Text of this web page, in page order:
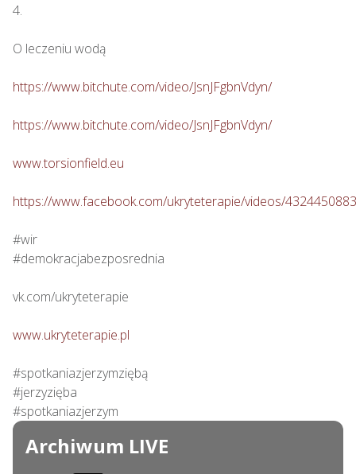
4.
O leczeniu wodą
https://www.bitchute.com/video/JsnJFgbnVdyn/
https://www.bitchute.com/video/JsnJFgbnVdyn/
www.torsionfield.eu
https://www.facebook.com/ukryteterapie/videos/
#wir
#demokracjabezposrednia
vk.com/ukryteterapie
www.ukryteterapie.pl
#spotkaniazjerzymziębą
#jerzyzięba
#spotkaniazjerzym
Archiwum LIVE